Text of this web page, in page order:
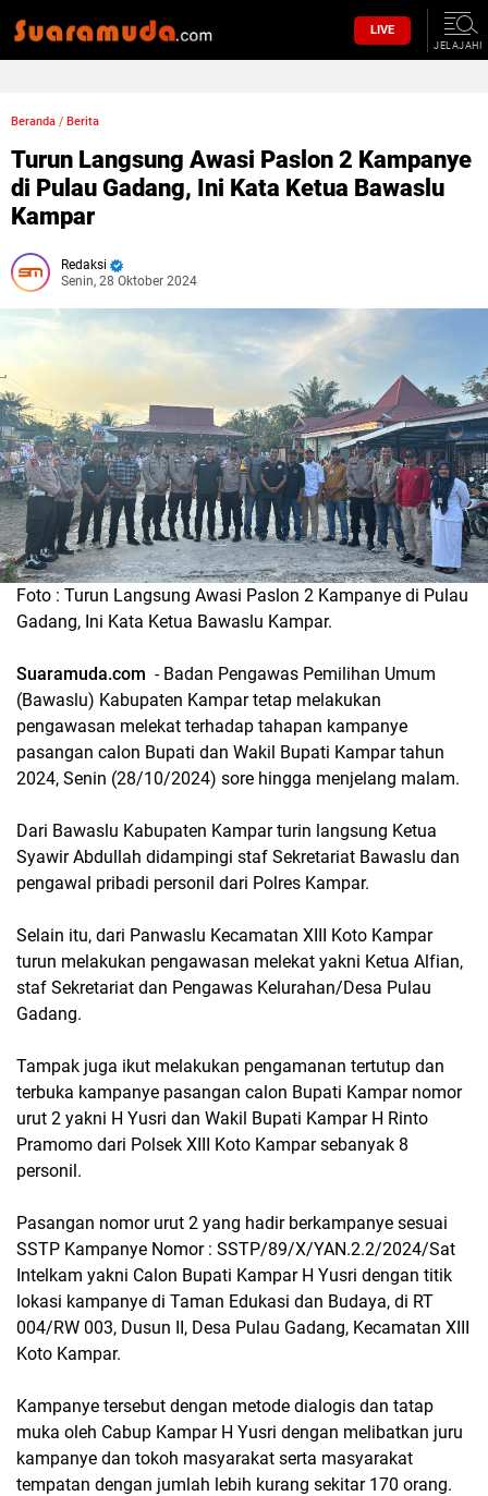
LIVE
JELAJAHI
Beranda / Berita
Turun Langsung Awasi Paslon 2 Kampanye
di Pulau Gadang, Ini Kata Ketua Bawaslu
Kampar
Redaksi
Senin, 28 Oktober 2024
Foto : Turun Langsung Awasi Paslon 2 Kampanye di Pulau
Gadang, Ini Kata Ketua Bawaslu Kampar.
Suaramuda.com - Badan Pengawas Pemilihan Umum
(Bawaslu) Kabupaten Kampar tetap melakukan
pengawasan melekat terhadap tahapan kampanye
pasangan calon Bupati dan Wakil Bupati Kampar tahun
2024, Senin (28/10/2024) sore hingga menjelang malam.
Dari Bawaslu Kabupaten Kampar turin langsung Ketua
Syawir Abdullah didampingi staf Sekretariat Bawaslu dan
pengawal pribadi personil dari Polres Kampar.
Selain itu, dari Panwaslu Kecamatan XIII Koto Kampar
turun melakukan pengawasan melekat yakni Ketua Alfian,
staf Sekretariat dan Pengawas Kelurahan/Desa Pulau
Gadang.
Tampak juga ikut melakukan pengamanan tertutup dan
terbuka kampanye pasangan calon Bupati Kampar nomor
urut 2 yakni H Yusri dan Wakil Bupati Kampar H Rinto
Pramomo dari Polsek XIII Koto Kampar sebanyak 8
personil.
Pasangan nomor urut 2 yang hadir berkampanye sesuai
SSTP Kampanye Nomor : SSTP/89/X/YAN.2.2/2024/Sat
Intelkam yakni Calon Bupati Kampar H Yusri dengan titik
lokasi kampanye di Taman Edukasi dan Budaya, di RT
004/RW 003, Dusun II, Desa Pulau Gadang, Kecamatan XIII
Koto Kampar.
Kampanye tersebut dengan metode dialogis dan tatap
muka oleh Cabup Kampar H Yusri dengan melibatkan juru
kampanye dan tokoh masyarakat serta masyarakat
tempatan dengan jumlah lebih kurang sekitar 170 orang.